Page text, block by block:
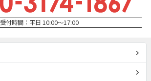
受付時間：平日 10:00～17:00